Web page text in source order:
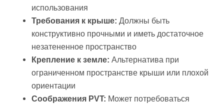
использования
Требования к крыше: Должны быть
конструктивно прочными и иметь достаточное
незатененное пространство
Крепление к земле: Альтернатива при
ограниченном пространстве крыши или плохой
ориентации
Соображения PVT: Может потребоваться